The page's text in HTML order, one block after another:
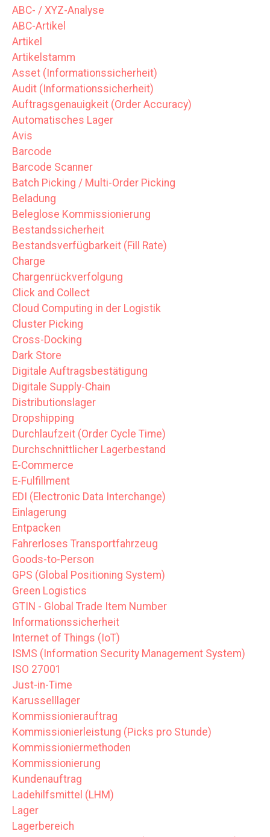
ABC- / XYZ-Analyse
ABC-Artikel
Artikel
Artikelstamm
Asset (Informationssicherheit)
Audit (Informationssicherheit)
Auftragsgenauigkeit (Order Accuracy)
Automatisches Lager
Avis
Barcode
Barcode Scanner
Batch Picking / Multi-Order Picking
Beladung
Beleglose Kommissionierung
Bestandssicherheit
Bestandsverfügbarkeit (Fill Rate)
Charge
Chargenrückverfolgung
Click and Collect
Cloud Computing in der Logistik
Cluster Picking
Cross-Docking
Dark Store
Digitale Auftragsbestätigung
Digitale Supply-Chain
Distributionslager
Dropshipping
Durchlaufzeit (Order Cycle Time)
Durchschnittlicher Lagerbestand
E-Commerce
E-Fulfillment
EDI (Electronic Data Interchange)
Einlagerung
Entpacken
Fahrerloses Transportfahrzeug
Goods-to-Person
GPS (Global Positioning System)
Green Logistics
GTIN - Global Trade Item Number
Informationssicherheit
Internet of Things (IoT)
ISMS (Information Security Management System)
ISO 27001
Just-in-Time
Karusselllager
Kommissionierauftrag
Kommissionierleistung (Picks pro Stunde)
Kommissioniermethoden
Kommissionierung
Kundenauftrag
Ladehilfsmittel (LHM)
Lager
Lagerbereich